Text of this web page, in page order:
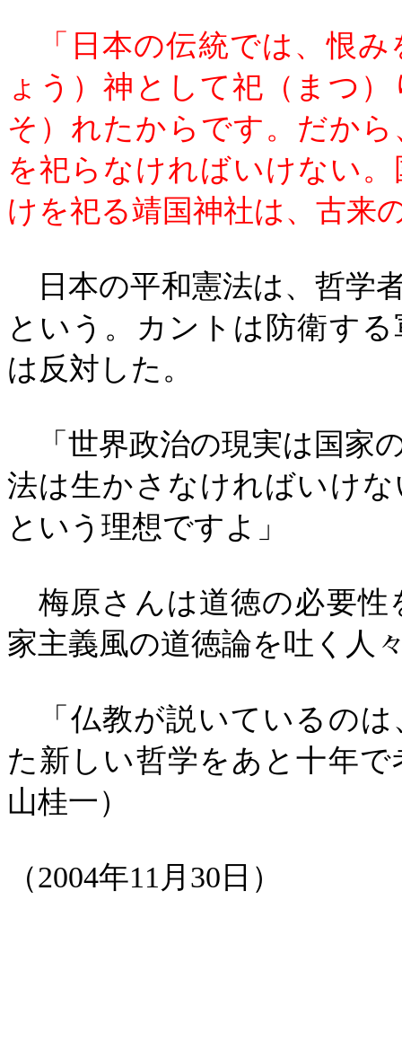
「日本の伝統では、恨み
ょう）神として祀（まつ
そ）れたからです。だか
を祀らなければいけない
けを祀る靖国神社は、古来
日本の平和憲法は、哲学
という。カントは防衛す
は反対した。
「世界政治の現実は国家
法は生かさなければいけ
という理想ですよ」
梅原さんは道徳の必要性
家主義風の道徳論を吐く人
「仏教が説いているのは
た新しい哲学をあと十年
山桂一）
（2004年11 月 30 日）